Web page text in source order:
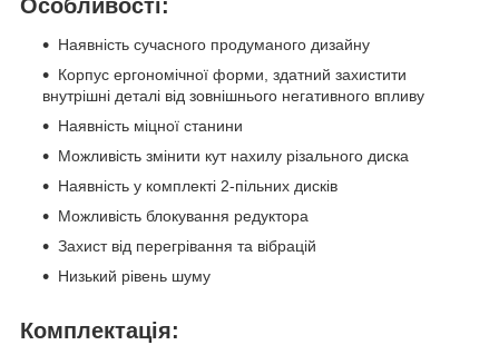
Особливості:
Наявність сучасного продуманого дизайну
Корпус ергономічної форми, здатний захистити
внутрішні деталі від зовнішнього негативного впливу
Наявність міцної станини
Можливість змінити кут нахилу різального диска
Наявність у комплекті 2-пільних дисків
Можливість блокування редуктора
Захист від перегрівання та вібрацій
Низький рівень шуму
Комплектація: